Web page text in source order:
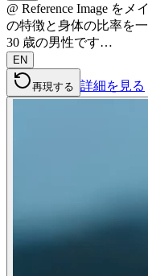
@ Reference Image を
の特徴と身体の比率を
30 歳の男性です…
EN
再現する 詳細を見る